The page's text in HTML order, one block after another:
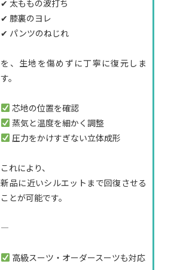
✔ 太ももの波打ち
✔ 膝裏のヨレ
✔ パンツのねじれ
を、生地を傷めずに丁寧に復元しま
す。
芯地の位置を確認
蒸気と温度を細かく調整
圧力をかけすぎない立体成形
これにより、
新品に近いシルエットまで回復させる
ことが可能です。
—
高級スーツ・オーダースーツも対応